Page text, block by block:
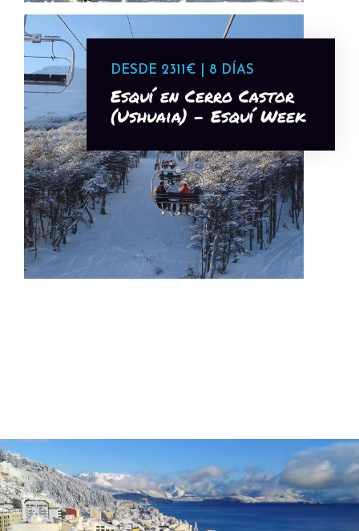
DESDE 2311€ | 8 DÍAS
Esquí en Cerro Castor
(Ushuaia) - Esquí Week